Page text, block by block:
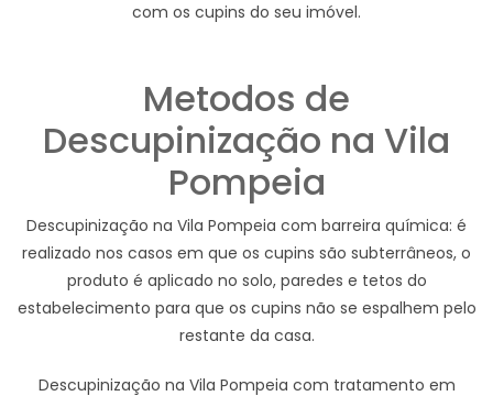
com os cupins do seu imóvel.
Metodos de
Descupinização na Vila
Pompeia
Descupinização na Vila Pompeia com barreira química: é
realizado nos casos em que os cupins são subterrâneos, o
produto é aplicado no solo, paredes e tetos do
estabelecimento para que os cupins não se espalhem pelo
restante da casa.
Descupinização na Vila Pompeia com tratamento em